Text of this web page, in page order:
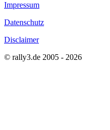
Impressum
Datenschutz
Disclaimer
© rally3.de 2005 - 2026